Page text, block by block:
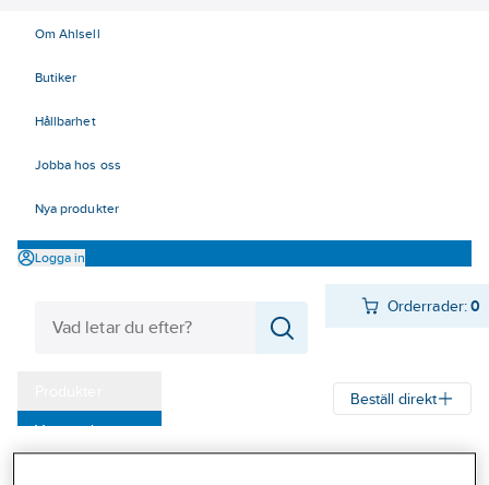
Om Ahlsell
Butiker
Hållbarhet
Jobba hos oss
Nya produkter
Logga in
Orderrader:0
Varumärken
Beställ direkt